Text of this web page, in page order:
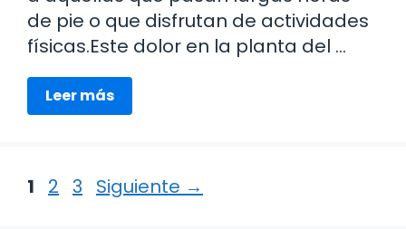
de pie o que disfrutan de actividades
físicas.Este dolor en la planta del …
Leer más
Página
1 Página
2 Página
3 Siguiente →